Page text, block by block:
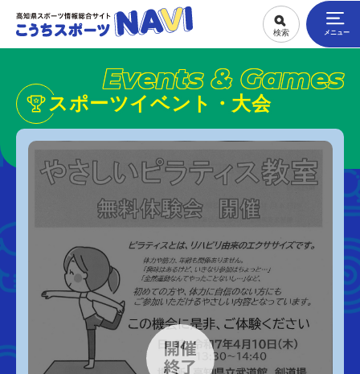
Events & Games
スポーツイベント・大会